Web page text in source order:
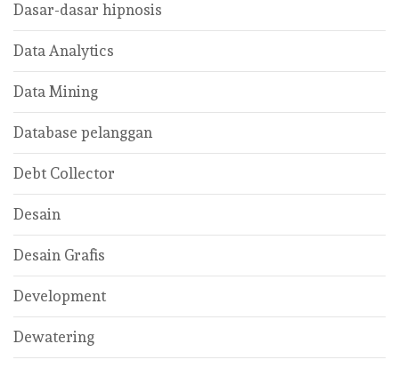
Dasar-dasar hipnosis
Data Analytics
Data Mining
Database pelanggan
Debt Collector
Desain
Desain Grafis
Development
Dewatering